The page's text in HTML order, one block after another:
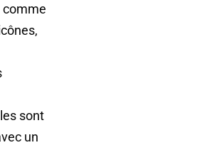
comme
sont
un